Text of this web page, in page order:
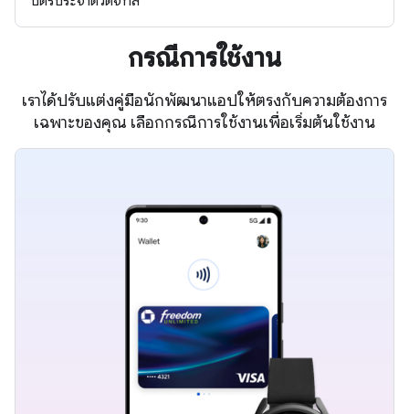
กรณีการใช้งาน
เราได้ปรับแต่งคู่มือนักพัฒนาแอปให้ตรงกับความต้องการ
เฉพาะของคุณ เลือกกรณีการใช้งานเพื่อเริ่มต้นใช้งาน